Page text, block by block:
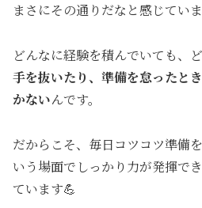
まさにその通りだなと感じていま
どんなに経験を積んでいても、
手を抜いたり、準備を怠ったと
かないんです。
だからこそ、毎日コツコツ準備
いう場面でしっかり力が発揮で
ています💪